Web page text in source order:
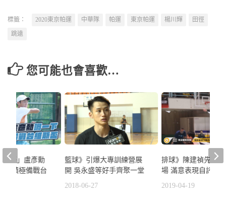
標籤： 2020東京帕運 中華隊 帕運 東京帕運 楊川輝
田徑
跳遠
您可能也會喜歡…
籃球》引爆大專訓練營展
開 吳永盛等好手齊聚一堂
2018-06-27
排球》陳建禎先發
場 滿意表現自評75
2019-04-19
盧哥」盧彥勳
欣積極備戰台